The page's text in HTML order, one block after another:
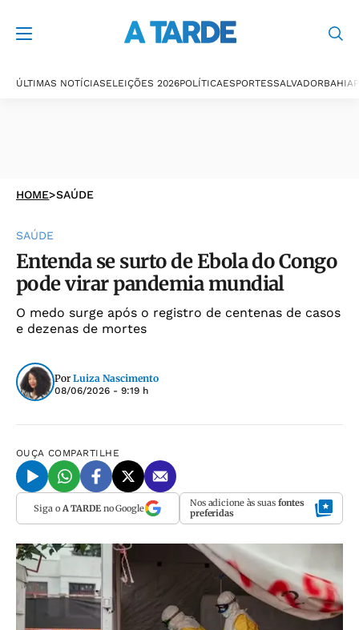
ÚLTIMAS NOTÍCIASELEIÇÕES 2026POLÍTICAESPORTESSALVADORBAHIA
HOME>SAÚDE
SAÚDE
Entenda se surto de Ebola do Congo
pode virar pandemia mundial
O medo surge após o registro de centenas de casos
e dezenas de mortes
Por Luiza Nascimento
08/06/2026 - 9:19 h
OUÇA COMPARTILHE
Siga o A TARDEno Google Nos adicione às suas fontes
preferidas